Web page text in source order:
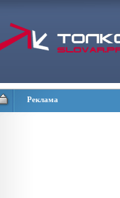
Реклама